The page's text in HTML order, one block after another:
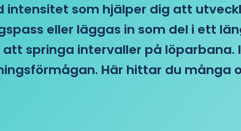
som hjälper dig att
eller läggas in som del i ett
springa intervaller på
Här hittar du många